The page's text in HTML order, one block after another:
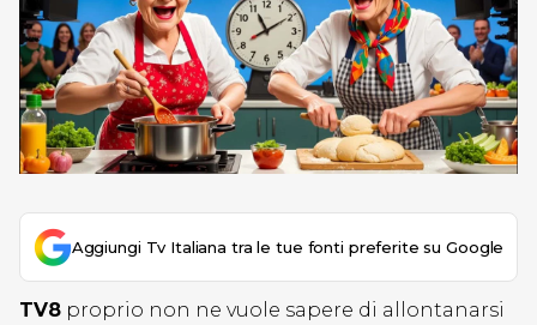
Aggiungi Tv Italiana tra le tue fonti preferite su Google
TV8 proprio non ne vuole sapere di allontanarsi